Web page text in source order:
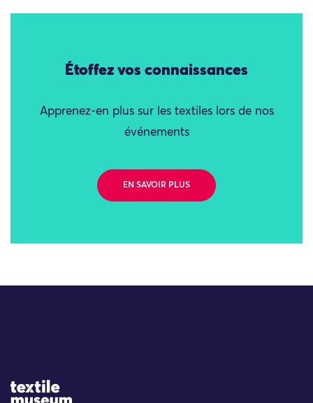
Étoffez vos connaissances
Apprenez-en plus sur les textiles lors de nos
événements
EN SAVOIR PLUS
Site Logo